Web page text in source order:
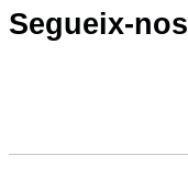
Segueix-nos